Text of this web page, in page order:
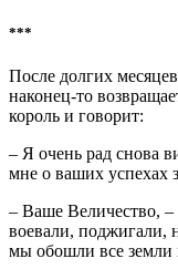
***
После долгих
наконец-то
король и говорит:
– Я очень рад снова
мне о ваших успехах
– Ваше Величество, –
воевали, поджигали,
мы обошли все земли